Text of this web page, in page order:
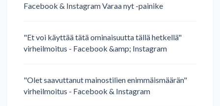
Facebook & Instagram Varaa nyt -painike
"Et voi käyttää tätä ominaisuutta tällä hetkellä"
virheilmoitus - Facebook &amp; Instagram
"Olet saavuttanut mainostilien enimmäismäärän"
virheilmoitus - Facebook & Instagram